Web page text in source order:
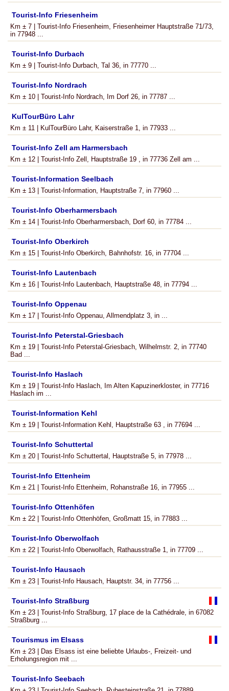
Tourist-Info Friesenheim
Km ± 7 | Tourist-Info Friesenheim, Friesenheimer Hauptstraße 71/73,
in 77948 ...
Tourist-Info Durbach
Km ± 9 | Tourist-Info Durbach, Tal 36, in 77770 ...
Tourist-Info Nordrach
Km ± 10 | Tourist-Info Nordrach, Im Dorf 26, in 77787 ...
KulTourBüro Lahr
Km ± 11 | KulTourBüro Lahr, Kaiserstraße 1, in 77933 ...
Tourist-Info Zell am Harmersbach
Km ± 12 | Tourist-Info Zell, Hauptstraße 19 , in 77736 Zell am ...
Tourist-Information Seelbach
Km ± 13 | Tourist-Information, Hauptstraße 7, in 77960 ...
Tourist-Info Oberharmersbach
Km ± 14 | Tourist-Info Oberharmersbach, Dorf 60, in 77784 ...
Tourist-Info Oberkirch
Km ± 15 | Tourist-Info Oberkirch, Bahnhofstr. 16, in 77704 ...
Tourist-Info Lautenbach
Km ± 16 | Tourist-Info Lautenbach, Hauptstraße 48, in 77794 ...
Tourist-Info Oppenau
Km ± 17 | Tourist-Info Oppenau, Allmendplatz 3, in ...
Tourist-Info Peterstal-Griesbach
Km ± 19 | Tourist-Info Peterstal-Griesbach, Wilhelmstr. 2, in 77740
Bad ...
Tourist-Info Haslach
Km ± 19 | Tourist-Info Haslach, Im Alten Kapuzinerkloster, in 77716
Haslach im ...
Tourist-Information Kehl
Km ± 19 | Tourist-Information Kehl, Hauptstraße 63 , in 77694 ...
Tourist-Info Schuttertal
Km ± 20 | Tourist-Info Schuttertal, Hauptstraße 5, in 77978 ...
Tourist-Info Ettenheim
Km ± 21 | Tourist-Info Ettenheim, Rohanstraße 16, in 77955 ...
Tourist-Info Ottenhöfen
Km ± 22 | Tourist-Info Ottenhöfen, Großmatt 15, in 77883 ...
Tourist-Info Oberwolfach
Km ± 22 | Tourist-Info Oberwolfach, Rathausstraße 1, in 77709 ...
Tourist-Info Hausach
Km ± 23 | Tourist-Info Hausach, Hauptstr. 34, in 77756 ...
Tourist-Info Straßburg
Km ± 23 | Tourist-Info Straßburg, 17 place de la Cathédrale, in 67082
Straßburg ...
Tourismus im Elsass
Km ± 23 | Das Elsass ist eine beliebte Urlaubs-, Freizeit- und
Erholungsregion mit ...
Tourist-Info Seebach